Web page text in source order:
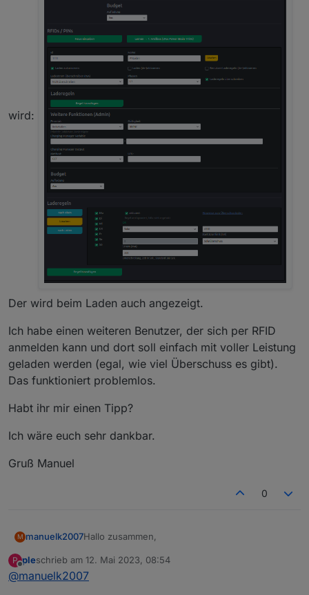
wird:
Der wird beim Laden auch angezeigt.
Ich habe einen weiteren Benutzer, der sich per RFID
anmelden kann und dort soll einfach mit voller Leistung
geladen werden (egal, wie viel Überschuss es gibt).
Das funktioniert problemlos.
Habt ihr mir einen Tipp?
Ich wäre euch sehr dankbar.
Gruß Manuel
0
M manuelk2007Hallo zusammen,
danke für eure hilfreichen Scripte. Ich kann mit
dem ioBroker Werte an meine cFos übertragen.
P pleschrieb am 12. Mai 2023, 08:54
zuletzt editiert von
@manuelk2007